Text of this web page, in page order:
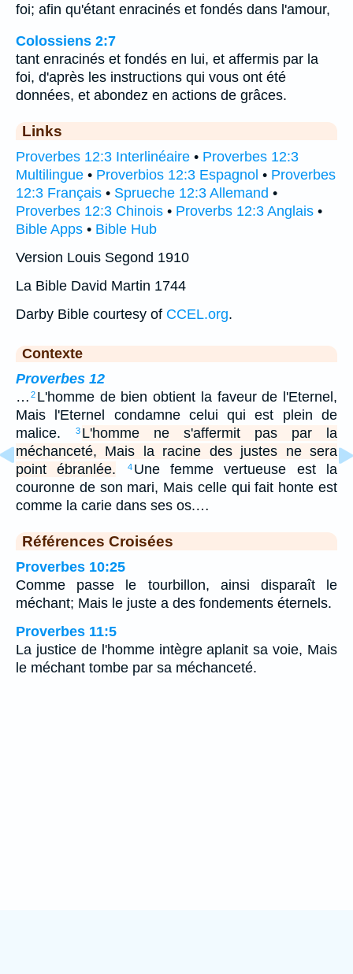
foi; afin qu'étant enracinés et fondés dans l'amour,
Colossiens 2:7
tant enracinés et fondés en lui, et affermis par la
foi, d'après les instructions qui vous ont été
données, et abondez en actions de grâces.
Links
Proverbes 12:3 Interlinéaire • Proverbes 12:3
Multilingue • Proverbios 12:3 Espagnol • Proverbes
12:3 Français • Sprueche 12:3 Allemand •
Proverbes 12:3 Chinois • Proverbs 12:3 Anglais •
Bible Apps • Bible Hub
Version Louis Segond 1910
La Bible David Martin 1744
Darby Bible courtesy of CCEL.org.
Contexte
Proverbes 12
… 2 L'homme de bien obtient la faveur de l'Eternel,
Mais l'Eternel condamne celui qui est plein de
malice.
3 L'homme ne s'affermit pas par la
méchanceté, Mais la racine des justes ne sera
point ébranlée.
4 Une femme vertueuse est la
couronne de son mari, Mais celle qui fait honte est
comme la carie dans ses os.…
Références Croisées
Proverbes 10:25
Comme passe le tourbillon, ainsi disparaît le
méchant; Mais le juste a des fondements éternels.
Proverbes 11:5
La justice de l'homme intègre aplanit sa voie, Mais
le méchant tombe par sa méchanceté.